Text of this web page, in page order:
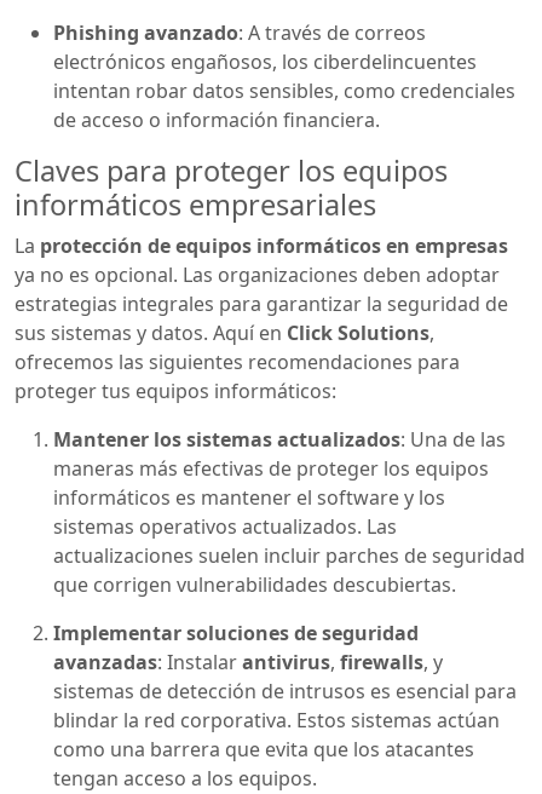
Phishing avanzado: A través de correos
electrónicos engañosos, los ciberdelincuentes
intentan robar datos sensibles, como credenciales
de acceso o información financiera.
Claves para proteger los equipos
informáticos empresariales
La protección de equipos informáticos en empresas
ya no es opcional. Las organizaciones deben adoptar
estrategias integrales para garantizar la seguridad de
sus sistemas y datos. Aquí en Click Solutions,
ofrecemos las siguientes recomendaciones para
proteger tus equipos informáticos:
Mantener los sistemas actualizados: Una de las
maneras más efectivas de proteger los equipos
informáticos es mantener el software y los
sistemas operativos actualizados. Las
actualizaciones suelen incluir parches de seguridad
que corrigen vulnerabilidades descubiertas.
Implementar soluciones de seguridad
avanzadas: Instalarantivirus, firewalls, y
sistemas de detección de intrusos es esencial para
blindar la red corporativa. Estos sistemas actúan
como una barrera que evita que los atacantes
tengan acceso a los equipos.